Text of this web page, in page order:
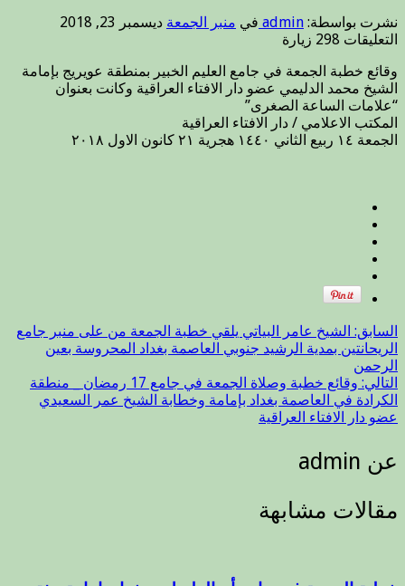
نشرت بواسطة: admin في منبر الجمعة ديسمبر 23, 2018
التعليقات على
خطبة
الجمعة
في
جامع
العليم
دار
العراقية
مغلقة
298 زيارة
وقائع خطبة الجمعة في جامع العليم الخبير بمنطقة عويريج بإمامة
الشيخ محمد الدليمي عضو دار الافتاء العراقية وكانت بعنوان
“علامات الساعة الصغرى”
المكتب الاعلامي / دار الافتاء العراقية
الجمعة ١٤ ربيع الثاني ١٤٤٠ هجرية ٢١ كانون الاول ٢٠١٨
السابق: الشيخ عامر البياتي يلقي خطبة الجمعة من على منبر جامع
الريحانتين بمدية الرشيد جنوبي العاصمة بغداد المحروسة بعين
الرحمن
التالي:
وقائع خطبة وصلاة الجمعة في جامع 17 رمضان _ منطقة
الكرادة في العاصمة بغداد بإمامة وخطابة الشيخ عمر السعيدي
عضو دار الافتاء العراقية
عن admin
مقالات مشابهة